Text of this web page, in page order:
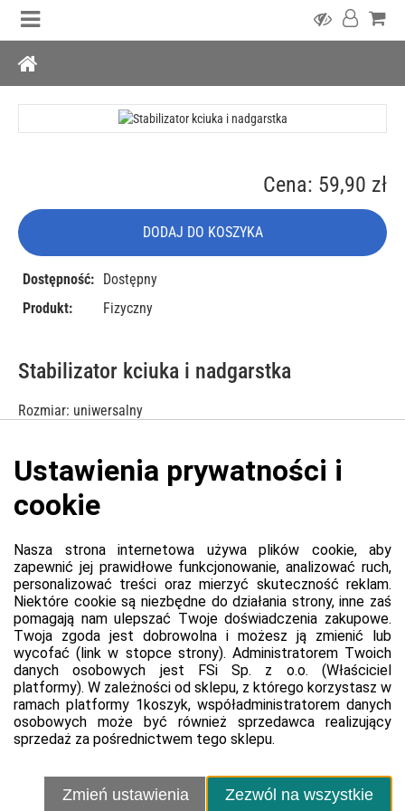
Stabilizator kciuka i nadgarstka
Rozmiar: uniwersalny
W opakowaniu znajduje się 1 stabilizator, pasuje na oba
nadgarstki, można go prać.
Przejdź do witryny produktu
Cena: 59,90 zł
DODAJ DO KOSZYKA
Dostępność: Dostępny
Produkt:
Fizyczny
Platforma
Informacje o platformie
Regulamin dla kupujących
Polityka prywatności platformy
Zgłoś błąd lub naruszenie
Ustawienia cookie
Sprzedawca
Kontakt